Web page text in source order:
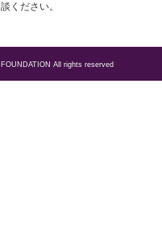
ください。
All rights reserved